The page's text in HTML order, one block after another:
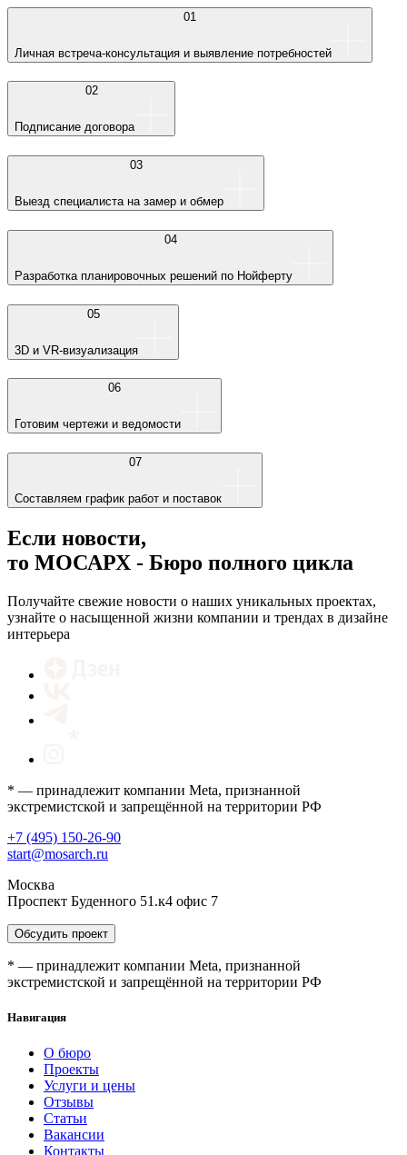
01
Личная встреча-консультация и выявление потребностей
02
Подписание договора
03
Выезд специалиста на замер и обмер
04
Разработка планировочных решений по Нойферту
05
3D и VR-визуализация
06
Готовим чертежи и ведомости
07
Составляем график работ и поставок
Если новости,
то МОСАРХ - Бюро полного цикла
Получайте свежие новости о наших уникальных проектах,
узнайте о насыщенной жизни компании и трендах в дизайне
интерьера
* — принадлежит компании Meta, признанной
экстремистской и запрещённой на территории РФ
+7 (495) 150-26-90
start@mosarch.ru
Москва
Проспект Буденного 51.к4 офис 7
Обсудить проект
* — принадлежит компании Meta, признанной
экстремистской и запрещённой на территории РФ
Навигация
О бюро
Проекты
Услуги и цены
Отзывы
Статьи
Вакансии
Контакты